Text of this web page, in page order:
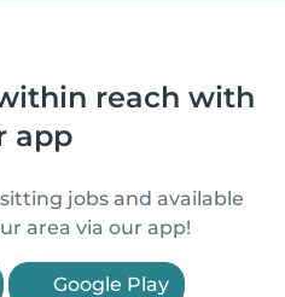
reach with
app
jobs and available
area via our app!
Google Play